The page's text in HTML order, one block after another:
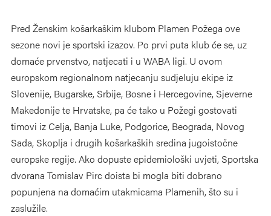
Pred Ženskim košarkaškim klubom Plamen Požega ove
sezone novi je sportski izazov. Po prvi puta klub će se, uz
domaće prvenstvo, natjecati i u WABA ligi. U ovom
europskom regionalnom natjecanju sudjeluju ekipe iz
Slovenije, Bugarske, Srbije, Bosne i Hercegovine, Sjeverne
Makedonije te Hrvatske, pa će tako u Požegi gostovati
timovi iz Celja, Banja Luke, Podgorice, Beograda, Novog
Sada, Skoplja i drugih košarkaških sredina jugoistočne
europske regije. Ako dopuste epidemiološki uvjeti, Sportska
dvorana Tomislav Pirc doista bi mogla biti dobrano
popunjena na domaćim utakmicama Plamenih, što su i
zaslužile.